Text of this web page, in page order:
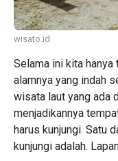
wisato.id
Selama ini kita hanya
alamnya yang indah
wisata laut yang ada
menjadikannya
harus kunjungi. Satu
kunjungi adalah.